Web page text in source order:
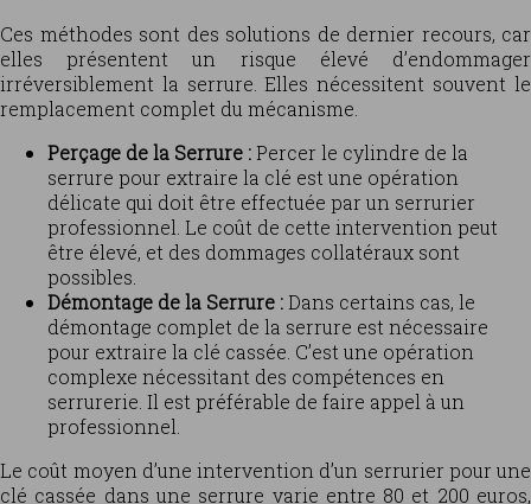
Ces méthodes sont des solutions de dernier recours, car
elles présentent un risque élevé d’endommager
irréversiblement la serrure. Elles nécessitent souvent le
remplacement complet du mécanisme.
Perçage de la Serrure :Percer le cylindre de la
serrure pour extraire la clé est une opération
délicate qui doit être effectuée par un serrurier
professionnel. Le coût de cette intervention peut
être élevé, et des dommages collatéraux sont
possibles.
Démontage de la Serrure :Dans certains cas, le
démontage complet de la serrure est nécessaire
pour extraire la clé cassée. C’est une opération
complexe nécessitant des compétences en
serrurerie. Il est préférable de faire appel à un
professionnel.
Le coût moyen d’une intervention d’un serrurier pour une
clé cassée dans une serrure varie entre 80 et 200 euros,